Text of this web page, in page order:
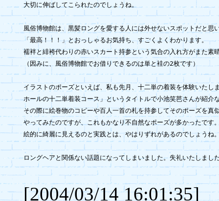
大切に伸ばしてこられたのでしょうね。
風俗博物館は、黒髪ロングを愛する人には外せないスポットだと思
「最高！！！」とおっしゃるお気持ち、すごくよくわかります。
襦袢と緋袴代わりの赤いスカート持参という気合の入れ方がまた素
（因みに、風俗博物館でお借りできるのは単と袿の2枚です）
イラストのポーズといえば、私も先月、十二単の着装を体験いたし
ホールの十二単着装コース」というタイトルで小池笑芭さんが紹介
その際に絵巻物のコピーや百人一首の札を持参してそのポーズを真
やってみたのですが、これもかなり不自然なポーズが多かったです
絵的に綺麗に見えるのと実践とは、やはりずれがあるのでしょうね
ロングヘアと関係ない話題になってしまいました。失礼いたしまし
[2004/03/14 16:01:35]